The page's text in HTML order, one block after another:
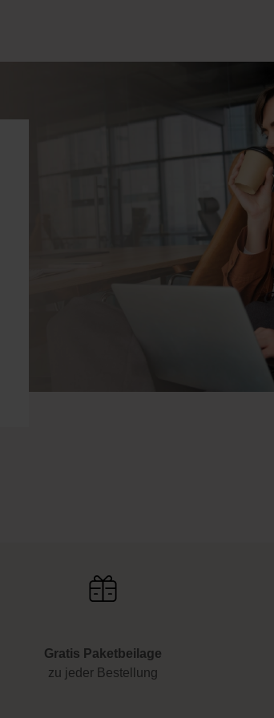
Gratis Paketbeilage
zu jeder Bestellung